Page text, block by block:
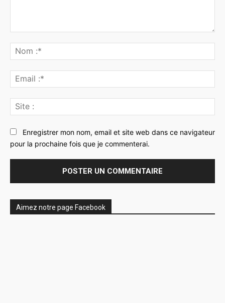
:*
:*
:
Enregistrer mon nom, email et site web dans ce navigateur
pour la prochaine fois que je commenterai.
Aimez notre page Facebook